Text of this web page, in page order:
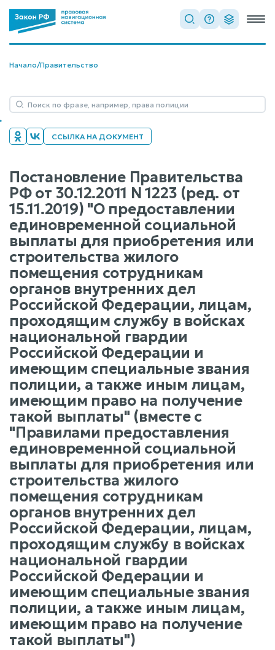
Начало/Правительство
ССЫЛКА НА ДОКУМЕНТ
Постановление Правительства
РФ от 30.12.2011 N 1223 (ред. от
15.11.2019) "О предоставлении
единовременной социальной
выплаты для приобретения или
строительства жилого
помещения сотрудникам
органов внутренних дел
Российской Федерации, лицам,
проходящим службу в войсках
национальной гвардии
Российской Федерации и
имеющим специальные звания
полиции, а также иным лицам,
имеющим право на получение
такой выплаты" (вместе с
"Правилами предоставления
единовременной социальной
выплаты для приобретения или
строительства жилого
помещения сотрудникам
органов внутренних дел
Российской Федерации, лицам,
проходящим службу в войсках
национальной гвардии
Российской Федерации и
имеющим специальные звания
полиции, а также иным лицам,
имеющим право на получение
такой выплаты")